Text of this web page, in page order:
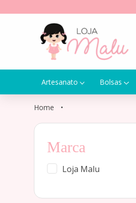
Artesanato Bolsas
Home •
Marca
Loja Malu